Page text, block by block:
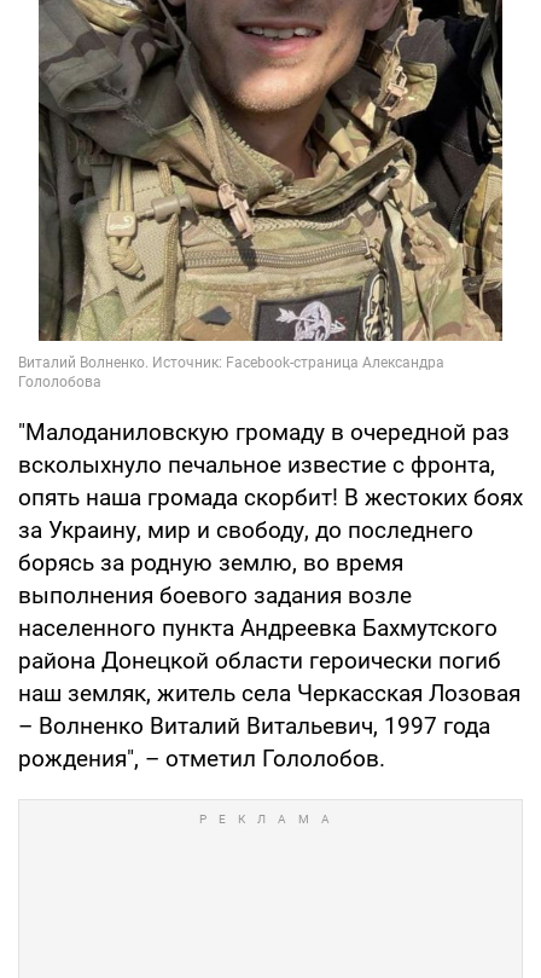
"Малоданиловскую громаду в очередной раз
всколыхнуло печальное известие с фронта,
опять наша громада скорбит! В жестоких боях
за Украину, мир и свободу, до последнего
борясь за родную землю, во время
выполнения боевого задания возле
населенного пункта Андреевка Бахмутского
района Донецкой области героически погиб
наш земляк, житель села Черкасская Лозовая
– Волненко Виталий Витальевич, 1997 года
рождения", – отметил Гололобов.